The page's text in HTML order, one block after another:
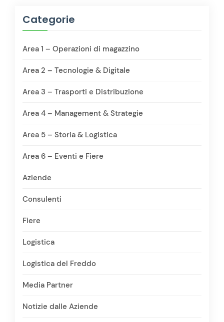
Categorie
Area 1 – Operazioni di magazzino
Area 2 – Tecnologie & Digitale
Area 3 – Trasporti e Distribuzione
Area 4 – Management & Strategie
Area 5 – Storia & Logistica
Area 6 – Eventi e Fiere
Aziende
Consulenti
Fiere
Logistica
Logistica del Freddo
Media Partner
Notizie dalle Aziende